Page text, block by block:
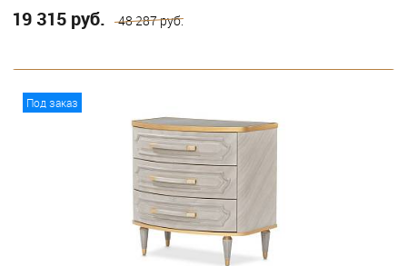
19 315 руб. 48 287 руб.
Под заказ